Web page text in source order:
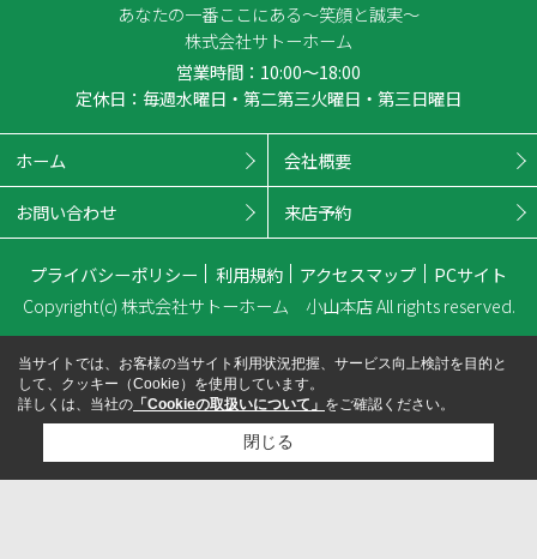
あなたの一番ここにある～笑顔と誠実～
株式会社サトーホーム
営業時間：10:00～18:00
定休日：毎週水曜日・第二第三火曜日・第三日曜日
ホーム 会社概要
お問い合わせ 来店予約
プライバシーポリシー 利用規約 アクセスマップ
PCサイト
Copyright(c) 株式会社サトーホーム 小山本店 All rights reserved.
当サイトでは、お客様の当サイト利用状況把握、サービス向上検討を目的と
して、クッキー（Cookie）を使用しています。
詳しくは、当社の 「Cookieの取扱いについて」 をご確認ください。
閉じる